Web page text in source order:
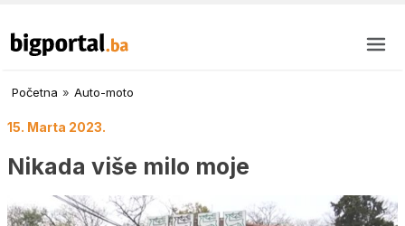
Početna » Auto-moto
15. Marta 2023.
Nikada više milo moje